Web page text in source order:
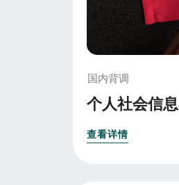
国内背调
个人社会信息
查看详情